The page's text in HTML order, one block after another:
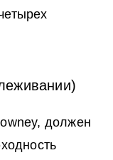
должен